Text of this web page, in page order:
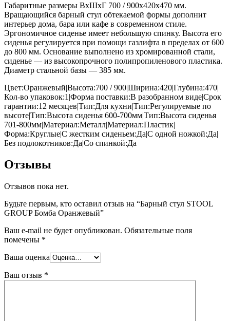
Габаритные размеры ВхШхГ 700 / 900x420x470 мм.
Вращающийся барный стул обтекаемой формы дополнит
интерьер дома, бара или кафе в современном стиле.
Эргономичное сиденье имеет небольшую спинку. Высота его
сиденья регулируется при помощи газлифта в пределах от 600
до 800 мм. Основание выполнено из хромированной стали,
сиденье — из высокопрочного полипропиленового пластика.
Диаметр стальной базы — 385 мм.
Цвет:Оранжевый|Высота:700 / 900|Ширина:420|Глубина:470|
Кол-во упаковок:1|Форма поставки:В разобранном виде|Срок
гарантии:12 месяцев|Тип:Для кухни|Тип:Регулируемые по
высоте|Тип:Высота сиденья 600-700мм|Тип:Высота сиденья
701-800мм|Материал:Металл|Материал:Пластик|
Форма:Круглые|С жестким сиденьем:Да|С одной ножкой:Да|
Без подлокотников:Да|Со спинкой:Да
Отзывы
Отзывов пока нет.
Будьте первым, кто оставил отзыв на “Барный стул STOOL
GROUP Бомба Оранжевый”
Ваш e-mail не будет опубликован. Обязательные поля
помечены *
Ваша оценка
Ваш отзыв *